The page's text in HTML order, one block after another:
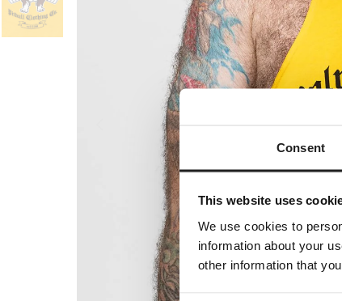
Consent
This website uses
We use cookies to
information about your
other information that